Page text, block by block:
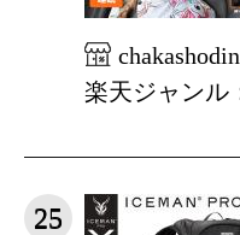
楽天ジャンル
25